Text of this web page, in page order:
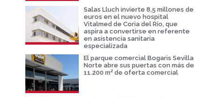
Salas Lluch invierte 8,5 millones de
euros en el nuevo hospital
Vitalmed de Coria del Río, que
aspira a convertirse en referente
en asistencia sanitaria
especializada
El parque comercial Bogaris Sevilla
Norte abre sus puertas con más de
11.200 m² de oferta comercial